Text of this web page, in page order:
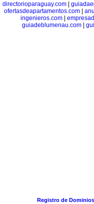
directorioparaguay.com|
ofertasdeapartamentos.com
ingenieros.com|
guiadeblumenau.com|
Registro de Dominios